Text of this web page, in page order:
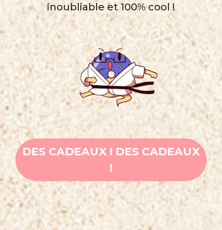
inoubliable et 100% cool !
DES CADEAUX ! DES CADEAUX
!